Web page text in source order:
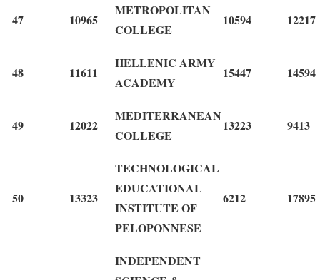
47 10965
METROPOLITAN
COLLEGE
10594 12217
48 11611
HELLENIC ARMY
ACADEMY
15447 14594
49 12022
MEDITERRANEAN
COLLEGE
13223 9413
50 13323
TECHNOLOGICAL
EDUCATIONAL
INSTITUTE OF
PELOPONNESE
6212 17895
INDEPENDENT